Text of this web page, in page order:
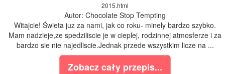
2015.html
Autor: Chocolate Stop Tempting
Witajcie! Świeta juz za nami, jak co roku- minely bardzo szybko.
Mam nadzieje,ze spedziliscie je w cieplej, rodzinnej atmosferze i za
bardzo sie nie najedliscie.Jednak przede wszystkim licze na ...
Zobacz cały przepis...